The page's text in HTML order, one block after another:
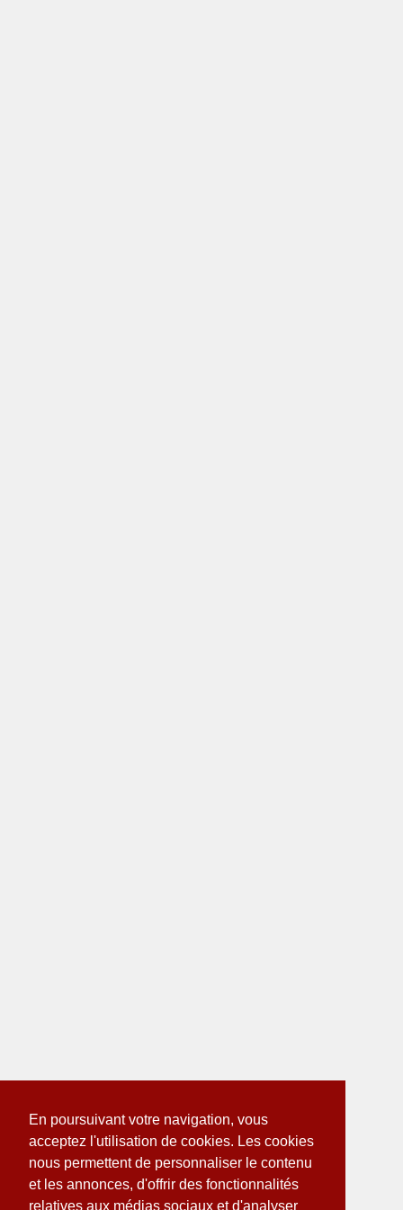
En poursuivant votre navigation, vous
acceptez l'utilisation de cookies. Les cookies
nous permettent de personnaliser le contenu
et les annonces, d'offrir des fonctionnalités
relatives aux médias sociaux et d'analyser